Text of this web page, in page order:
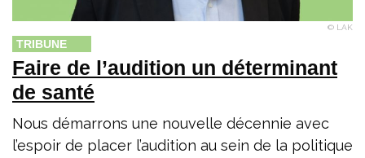
© LAK
TRIBUNE
Faire de l’audition un déterminant
de santé
Nous démarrons une nouvelle décennie avec
l’espoir de placer l’audition au sein de la politique